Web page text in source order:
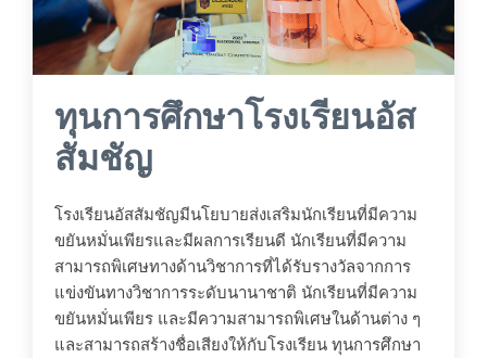
ทุนการศึกษาโรงเรียนอัส
สัมชัญ
โรงเรียนอัสสัมชัญมีนโยบายส่งเสริมนักเรียนที่มีความ
ขยันหมั่นเพียรและมีผลการเรียนดี นักเรียนที่มีความ
สามารถพิเศษทางด้านวิชาการที่ได้รับรางวัลจากการ
แข่งขันทางวิชาการระดับนานาชาติ นักเรียนที่มีความ
ขยันหมั่นเพียร และมีความสามารถพิเศษในด้านต่าง ๆ
และสามารถสร้างชื่อเสียงให้กับโรงเรียน ทุนการศึกษา